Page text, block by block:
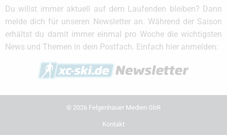
Du willst immer aktuell auf dem Laufenden bleiben? Dann
melde dich für unseren Newsletter an. Während der Saison
erhältst du damit immer einmal pro Woche die wichtigsten
News und Themen in dein Postfach. Einfach hier anmelden:
© 2026 Felgenhauer Medien GbR
Kontakt